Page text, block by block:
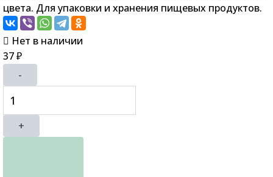
цвета. Для упаковки и хранения пищевых продуктов.
Нет в наличии
37 ₽
-
+